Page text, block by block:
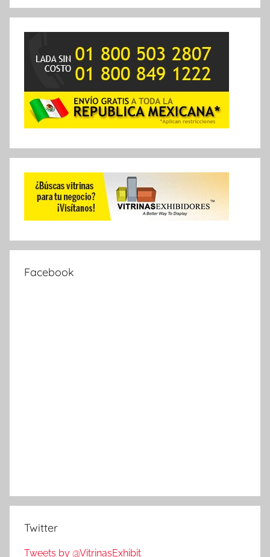
Facebook
Twitter
Tweets by @VitrinasExhibit